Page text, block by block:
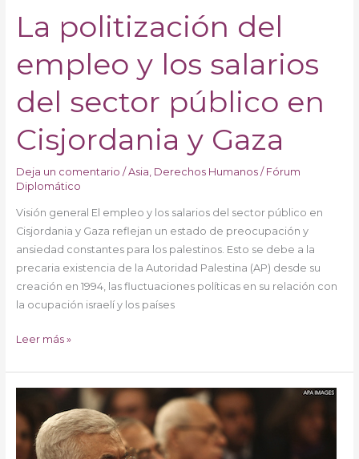
La politización del
empleo y los salarios
del sector público en
Cisjordania y Gaza
Deja un comentario /Asia Derechos Humanos/ Fórum
Diplomático
Visión general El empleo y los salarios del sector público en
Cisjordania y Gaza reflejan un estado de preocupación y
ansiedad constantes para los palestinos. Esto se debe a la
precaria existencia de la Autoridad Palestina (AP) desde su
creación en 1994, las fluctuaciones políticas en su relación con
la ocupación israelí y los países
Gaza
Leer más »
elecciones
palestinas:
¿cambio